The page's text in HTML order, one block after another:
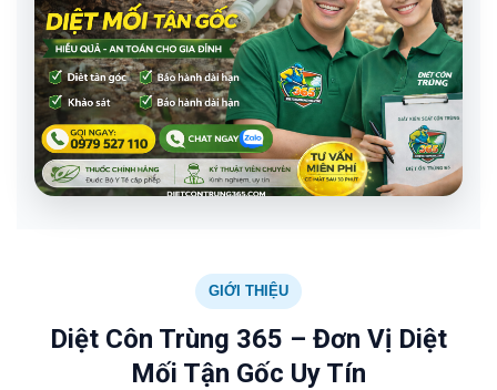
GIỚI THIỆU
Diệt Côn Trùng 365 – Đơn Vị Diệt
Mối Tận Gốc Uy Tín